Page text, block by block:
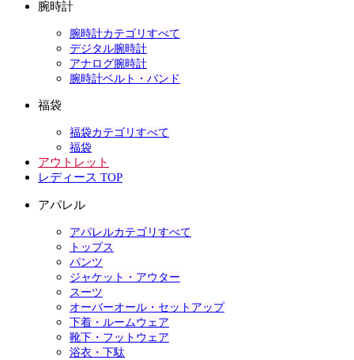
腕時計
腕時計カテゴリすべて
デジタル腕時計
アナログ腕時計
腕時計ベルト・バンド
福袋
福袋カテゴリすべて
福袋
アウトレット
レディース TOP
アパレル
アパレルカテゴリすべて
トップス
パンツ
ジャケット・アウター
スーツ
オーバーオール・セットアップ
下着・ルームウェア
靴下・フットウェア
浴衣・下駄